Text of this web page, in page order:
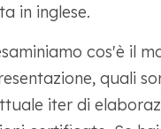
in inglese.
cos'è il
quali
iter di